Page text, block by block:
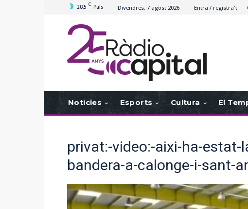
28.5 C Pals Divendres, 7 agost 2026 Entra / registra't
Notícies Esports Cultura El
privat:-video:-aixi-ha-estat-
bandera-a-calonge-i-sant-